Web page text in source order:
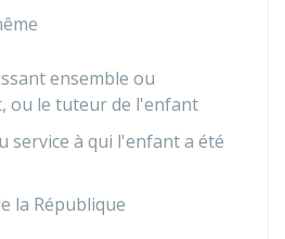
ensemble ou
ou le tuteur de l'enfant
service à qui l'enfant a été
la République